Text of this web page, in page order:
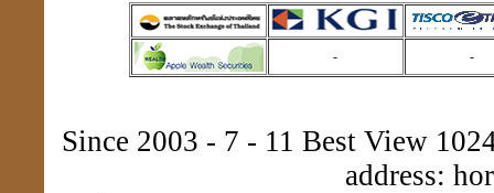
ดวงปี 51ดวงฮวงจุ้ยให้โทษ
- -
Since 2003 - 7 - 11 Best View
address: